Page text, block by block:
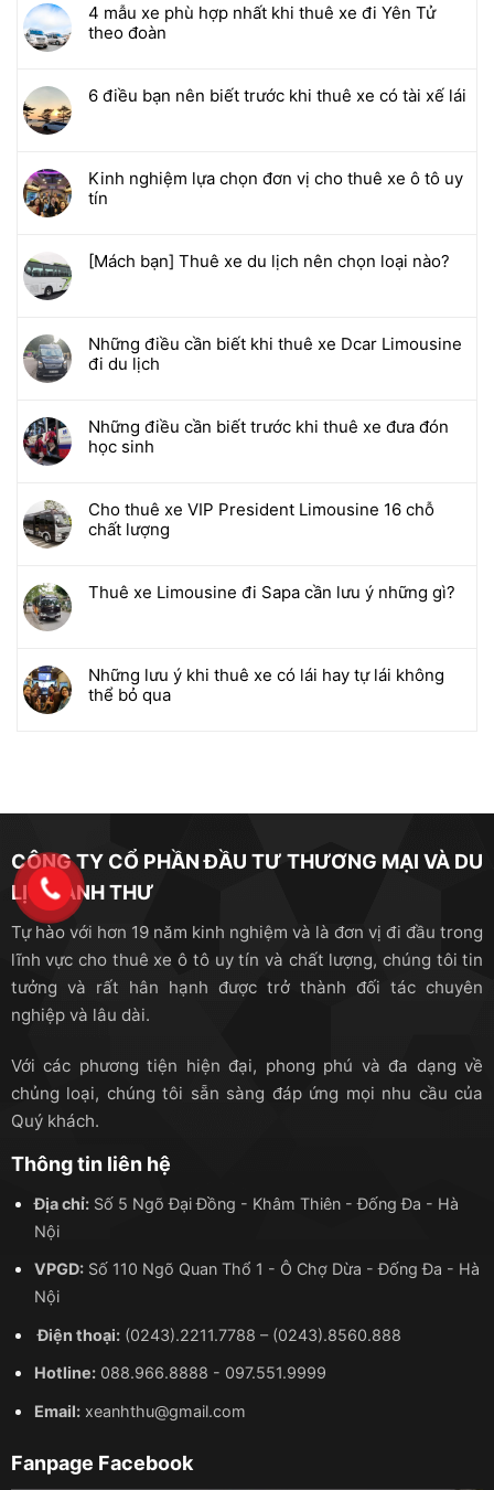
4 mẫu xe phù hợp nhất khi thuê xe đi Yên Tử
theo đoàn
6 điều bạn nên biết trước khi thuê xe có tài xế lái
Kinh nghiệm lựa chọn đơn vị cho thuê xe ô tô uy
tín
[Mách bạn] Thuê xe du lịch nên chọn loại nào?
Những điều cần biết khi thuê xe Dcar Limousine
đi du lịch
Những điều cần biết trước khi thuê xe đưa đón
học sinh
Cho thuê xe VIP President Limousine 16 chỗ
chất lượng
Thuê xe Limousine đi Sapa cần lưu ý những gì?
Những lưu ý khi thuê xe có lái hay tự lái không
thể bỏ qua
CÔNG TY CỔ PHẦN ĐẦU TƯ THƯƠNG MẠI VÀ DU
LỊCH ANH THƯ
Tự hào với hơn 19 năm kinh nghiệm và là đơn vị đi đầu trong
lĩnh vực cho thuê xe ô tô uy tín và chất lượng, chúng tôi tin
tưởng và rất hân hạnh được trở thành đối tác chuyên
nghiệp và lâu dài.
Với các phương tiện hiện đại, phong phú và đa dạng về
chủng loại, chúng tôi sẵn sàng đáp ứng mọi nhu cầu của
Quý khách.
Thông tin liên hệ
Địa chỉ:Số 5 Ngõ Đại Đồng - Khâm Thiên - Đống Đa - Hà
Nội
VPGD:Số 110 Ngõ Quan Thổ 1 - Ô Chợ Dừa - Đống Đa - Hà
Nội
Điện thoại: (0243).2211.7788 – (0243).8560.888
Hotline: 088.966.8888 - 097.551.9999
Email:xeanhthu@gmail.com
Fanpage Facebook